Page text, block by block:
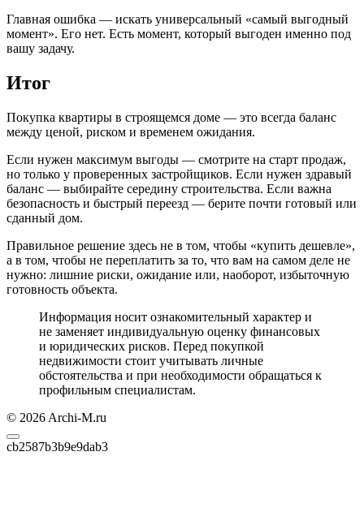
Главная ошибка — искать универсальный «самый выгодный
момент». Его нет. Есть момент, который выгоден именно под
вашу задачу.
Итог
Покупка квартиры в строящемся доме — это всегда баланс
между ценой, риском и временем ожидания.
Если нужен максимум выгоды — смотрите на старт продаж,
но только у проверенных застройщиков. Если нужен здравый
баланс — выбирайте середину строительства. Если важна
безопасность и быстрый переезд — берите почти готовый или
сданный дом.
Правильное решение здесь не в том, чтобы «купить дешевле»,
а в том, чтобы не переплатить за то, что вам на самом деле не
нужно: лишние риски, ожидание или, наоборот, избыточную
готовность объекта.
Информация носит ознакомительный характер и
не заменяет индивидуальную оценку финансовых
и юридических рисков. Перед покупкой
недвижимости стоит учитывать личные
обстоятельства и при необходимости обращаться к
профильным специалистам.
© 2026 Archi-M.ru
cb2587b3b9e9dab3